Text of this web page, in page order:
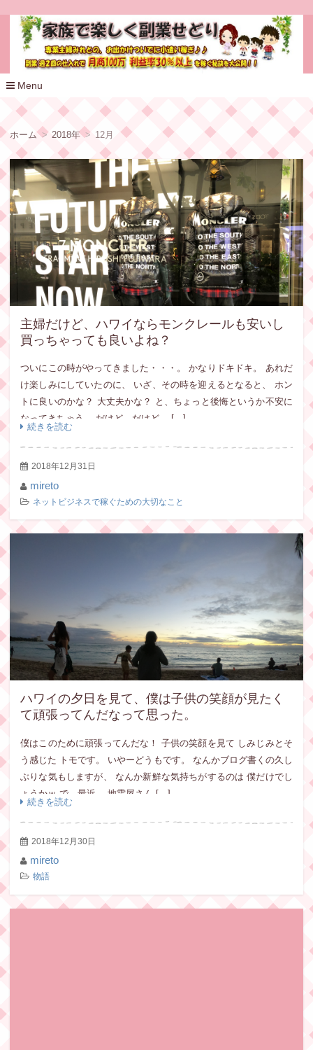
家族で楽しく副業せどり
Menu
テ
ン
移
ホーム 2018年 12月
主婦だけど、ハワイならモンクレールも安いし
買っちゃっても良いよね？
ついにこの時がやってきました・・・。 かなりドキドキ。 あれだ
け楽しみにしていたのに、 いざ、その時を迎えるとなると、 ホン
トに良いのかな？ 大丈夫かな？ と、ちょっと後悔というか不安に
なってきちゃう。 だけど、だけど、 […]
続きを読む
2018年12月31日
mireto
ネットビジネスで稼ぐための大切なこと
ハワイの夕日を見て、僕は子供の笑顔が見たく
て頑張ってんだなって思った。
僕はこのために頑張ってんだな！ 子供の笑顔を見て しみじみとそ
う感じた トモです。 いやーどうもです。 なんかブログ書くの久し
ぶりな気もしますが、 なんか新鮮な気持ちがするのは 僕だけでし
ょうかｗ で、最近、 地雷屋さん […]
続きを読む
2018年12月30日
mireto
物語